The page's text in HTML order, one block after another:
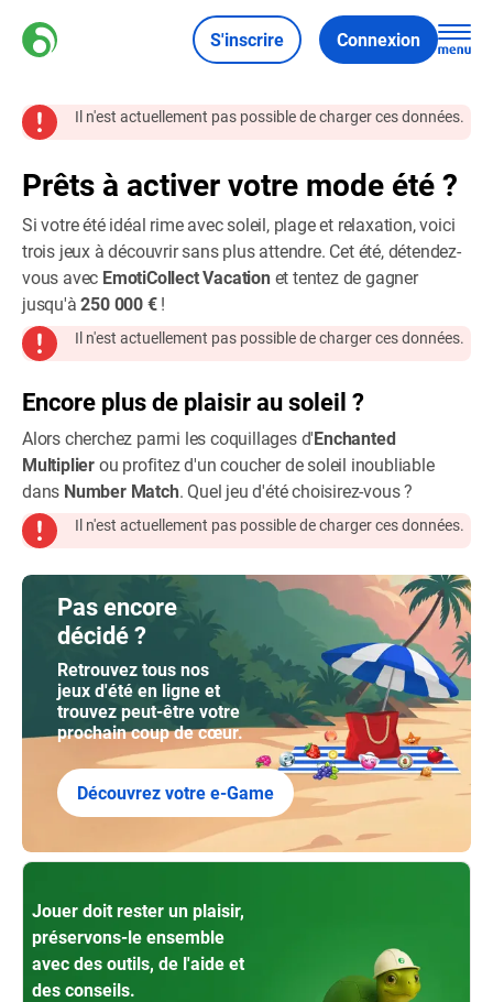
S'inscrire Connexion
Il n'est actuellement pas possible de charger ces données.
Prêts à activer votre mode été ?
Si votre été idéal rime avec soleil, plage et relaxation, voici
trois jeux à découvrir sans plus attendre. Cet été, détendez-
vous avec EmotiCollect Vacation et tentez de gagner
jusqu'à250 000 €!
Il n'est actuellement pas possible de charger ces données.
Encore plus de plaisir au soleil ?
Alors cherchez parmi les coquillages d'Enchanted
Multiplierou profitez d'un coucher de soleil inoubliable
dans Number Match. Quel jeu d'été choisirez-vous ?
Il n'est actuellement pas possible de charger ces données.
Pas encore
décidé ?
Retrouvez tous nos
jeux d'été en ligne et
trouvez peut-être votre
prochain coup de cœur.
Découvrez votre e-Game
Jouer doit rester un plaisir,
préservons-le ensemble
avec des outils, de l'aide et
des conseils.